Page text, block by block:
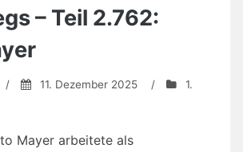
– Teil 2.762:
/ 11. Dezember 2025 /
1.
Mayer arbeitete als